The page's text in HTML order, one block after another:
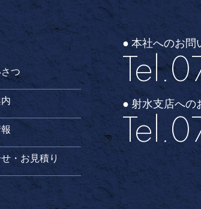
つ
・お見積り
● 本社へのお問
● 射水支店への